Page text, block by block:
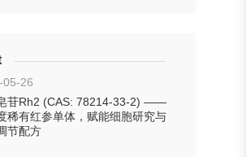
05-26
苷Rh2 (CAS: 78214-33-2) ——
稀有红参单体，赋能细胞研究与
节配方